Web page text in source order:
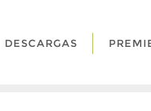
DESCARGAS